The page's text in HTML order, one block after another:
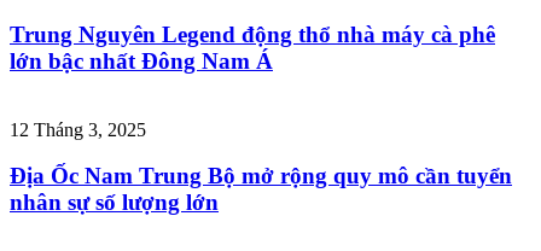
Trung Nguyên Legend động thổ nhà máy cà phê
lớn bậc nhất Đông Nam Á
12 Tháng 3, 2025
Địa Ốc Nam Trung Bộ mở rộng quy mô cần tuyển
nhân sự số lượng lớn